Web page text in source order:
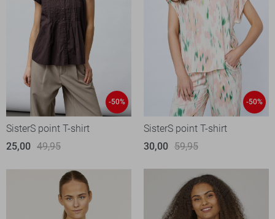
-50%
SisterS point T-shirt
25,00 49,95
-50%
SisterS point T-shirt
30,00 59,95